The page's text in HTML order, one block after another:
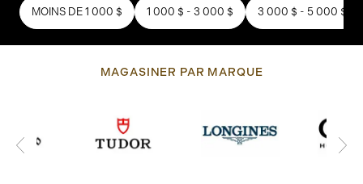
MOINS DE 1 000 $ 1 000 $ - 3 000 $ 3 000 $ - 5 000 $
MAGASINER PAR MARQUE